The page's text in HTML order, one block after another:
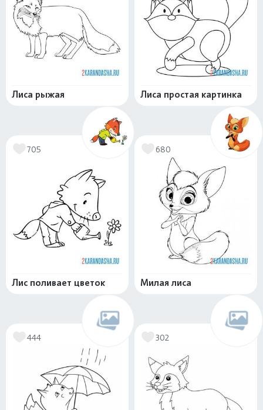
Лиса рыжая Лиса простая картинка
705
Лис поливает цветок
680
Милая лиса
444 302